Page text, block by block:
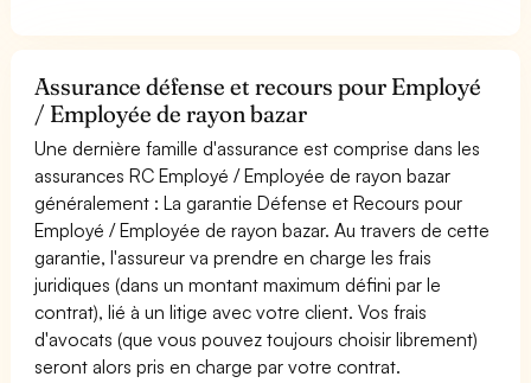
Assurance défense et recours pour Employé
/ Employée de rayon bazar
Une dernière famille d'assurance est comprise dans les
assurances RC Employé / Employée de rayon bazar
généralement : La garantie Défense et Recours pour
Employé / Employée de rayon bazar. Au travers de cette
garantie, l'assureur va prendre en charge les frais
juridiques (dans un montant maximum défini par le
contrat), lié à un litige avec votre client. Vos frais
d'avocats (que vous pouvez toujours choisir librement)
seront alors pris en charge par votre contrat.